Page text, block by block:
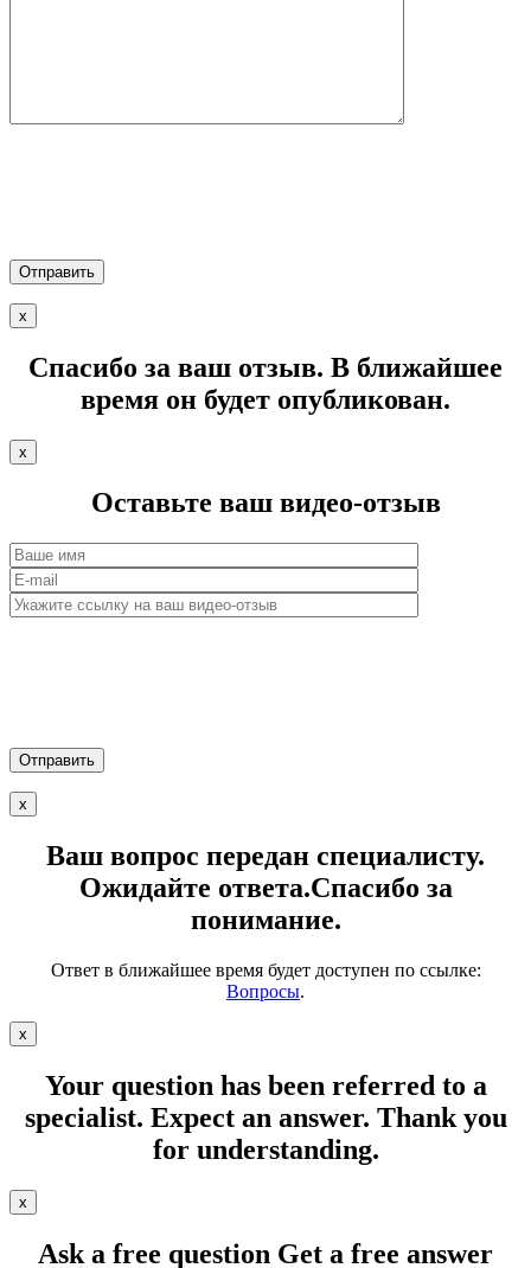
х
Спасибо за ваш отзыв. В ближайшее
время он будет опубликован.
х
Оставьте ваш видео-отзыв
х
Ваш вопрос передан специалисту.
Ожидайте ответа.Спасибо за
понимание.
Ответ в ближайшее время будет доступен по ссылке:
Вопросы.
х
Your question has been referred to a
specialist. Expect an answer. Thank you
for understanding.
х
Ask a free question Get a free answer